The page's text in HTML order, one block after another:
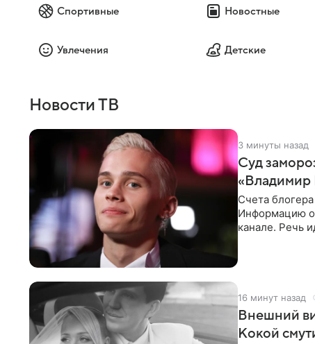
Спортивные Новостные
Увлечения Детские
Новости ТВ
3 минуты назад
Суд
«Владимир
Счета
Информацию
канале. Речь
16 минут назад
Внешний
Кокой